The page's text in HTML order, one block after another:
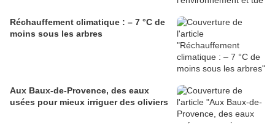
Réchauffement climatique : – 7 °C de
moins sous les arbres
Aux Baux-de-Provence, des eaux
usées pour mieux irriguer des oliviers